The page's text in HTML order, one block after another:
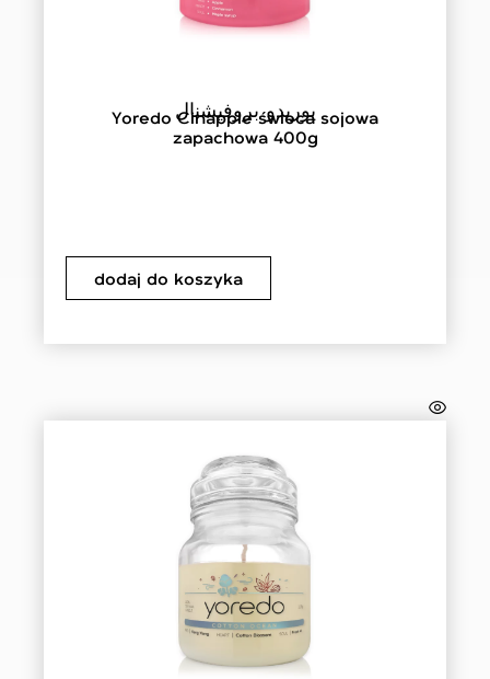
يوريدو بروفيشنال
Yoredo Cinapple świeca sojowa
zapachowa 400g
dodaj do koszyka